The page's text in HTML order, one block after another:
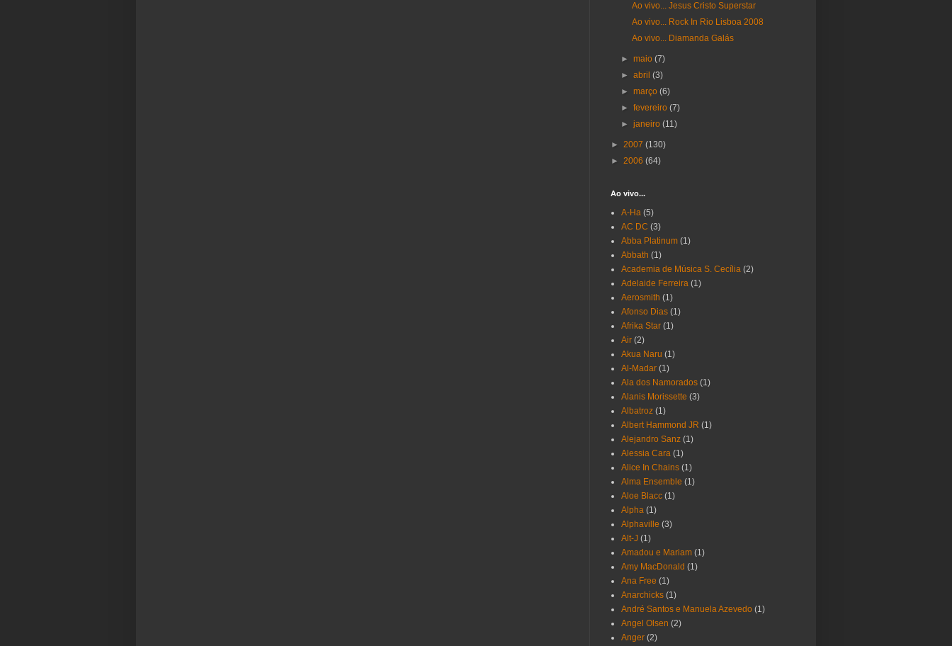
Ao vivo... Jesus Cristo Superstar
Ao vivo... Rock In Rio Lisboa 2008
Ao vivo... Diamanda Galás
►maio(7)
►abril(3)
►março(6)
►fevereiro(7)
►janeiro(11)
► 2007 (130)
► 2006 (64)
Ao vivo...
A-Ha (5)
AC DC (3)
Abba Platinum (1)
Abbath (1)
Academia de Música S. Cecília (2)
Adelaide Ferreira (1)
Aerosmith (1)
Afonso Dias (1)
Afrika Star (1)
Air (2)
Akua Naru (1)
Al-Madar (1)
Ala dos Namorados (1)
Alanis Morissette (3)
Albatroz (1)
Albert Hammond JR (1)
Alejandro Sanz (1)
Alessia Cara (1)
Alice In Chains (1)
Alma Ensemble (1)
Aloe Blacc (1)
Alpha (1)
Alphaville (3)
Alt-J (1)
Amadou e Mariam (1)
Amy MacDonald (1)
Ana Free (1)
Anarchicks (1)
André Santos e Manuela Azevedo (1)
Angel Olsen (2)
Anger (2)